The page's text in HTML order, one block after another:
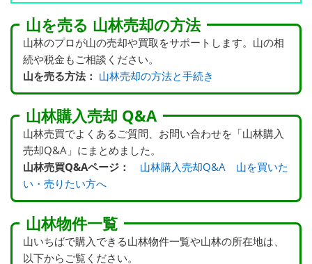
山を売る 山林売却の方法
山林のプロが山の売却や買取をサポートします。山の相
続や税金もご相談ください。
山を売る方法： 山林売却の方法と手続き
山林購入売却 Q&A
山林売買でよくあるご質問、お問い合わせを「山林購入
売却Q&A」にまとめました。
山林売買Q&Aページ：
山林購入売却Q&A 山を買いた
い・売りたい方へ
山林物件一覧
山いちばで購入できる山林物件一覧や山林の所在地は、
以下からご覧ください。